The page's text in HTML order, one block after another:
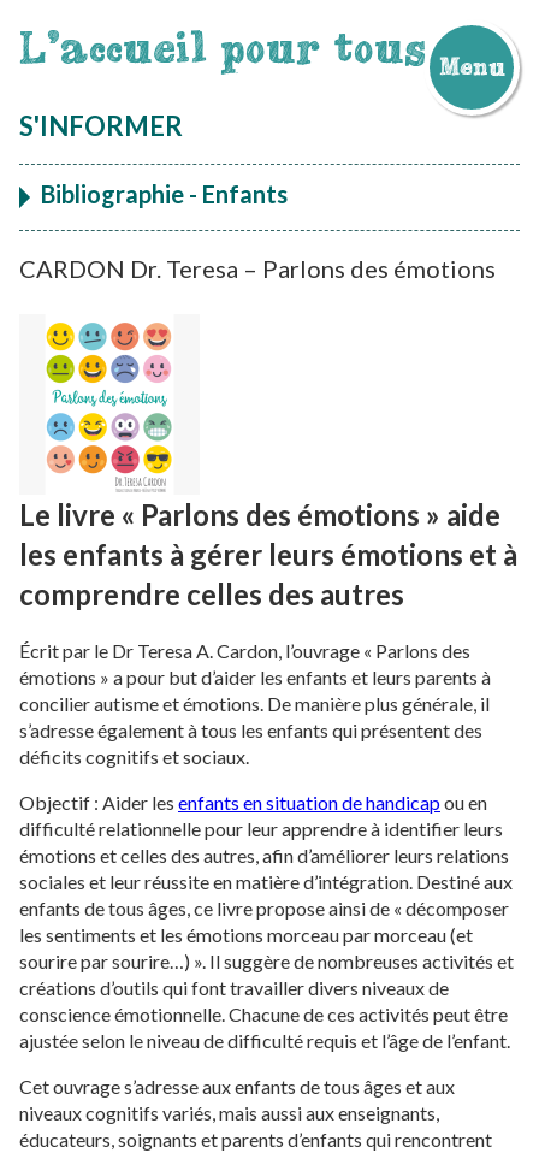
L'accueil pour tous Menu
au
S'INFORMER
Bibliographie - Enfants
CARDON Dr. Teresa – Parlons des émotions
Le livre « Parlons des émotions » aide
les enfants à gérer leurs émotions et à
comprendre celles des autres
Écrit par le Dr Teresa A. Cardon, l’ouvrage « Parlons des
émotions » a pour but d’aider les enfants et leurs parents à
concilier autisme et émotions. De manière plus générale, il
s’adresse également à tous les enfants qui présentent des
déficits cognitifs et sociaux.
Objectif : Aider les enfants en situation de handicapou en
difficulté relationnelle pour leur apprendre à identifier leurs
émotions et celles des autres, afin d’améliorer leurs relations
sociales et leur réussite en matière d’intégration. Destiné aux
enfants de tous âges, ce livre propose ainsi de « décomposer
les sentiments et les émotions morceau par morceau (et
sourire par sourire…) ». Il suggère de nombreuses activités et
créations d’outils qui font travailler divers niveaux de
conscience émotionnelle. Chacune de ces activités peut être
ajustée selon le niveau de difficulté requis et l’âge de l’enfant.
Cet ouvrage s’adresse aux enfants de tous âges et aux
niveaux cognitifs variés, mais aussi aux enseignants,
éducateurs, soignants et parents d’enfants qui rencontrent